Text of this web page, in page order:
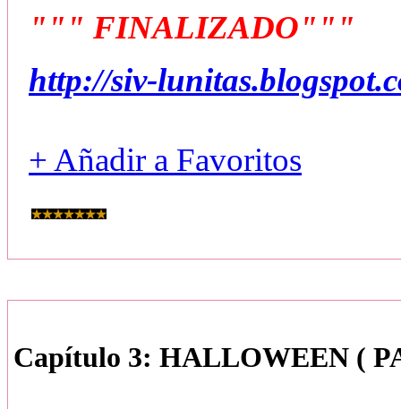
""" FINALIZADO"""
http://siv-
+ Añadir a Favoritos
Capítulo 3: HALLOWEEN (